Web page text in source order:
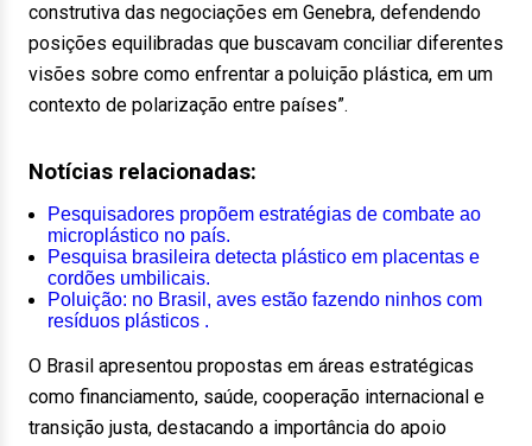
construtiva das negociações em Genebra, defendendo
posições equilibradas que buscavam conciliar diferentes
visões sobre como enfrentar a poluição plástica, em um
contexto de polarização entre países”.
Notícias relacionadas:
Pesquisadores propõem estratégias de combate ao
microplástico no país.
Pesquisa brasileira detecta plástico em placentas e
cordões umbilicais.
Poluição: no Brasil, aves estão fazendo ninhos com
resíduos plásticos .
O Brasil apresentou propostas em áreas estratégicas
como financiamento, saúde, cooperação internacional e
transição justa, destacando a importância do apoio